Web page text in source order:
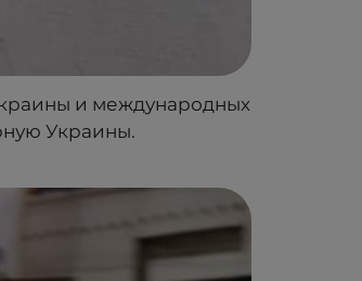
и международных
Украины.